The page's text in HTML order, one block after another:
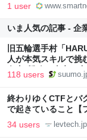
1 user
いま人気の記事 - 企
旧五輪選手村「
人が本気スキルで挑
向上”戦略 東京・中
118 users
終わりゆくCTFとバ
で起きていること【
34 users levtech.jp